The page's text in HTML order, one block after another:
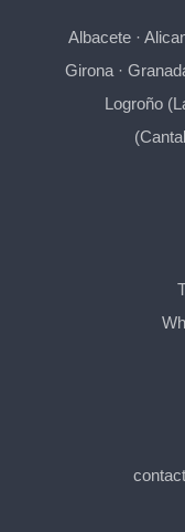
Albacete·
Girona·
Logroño